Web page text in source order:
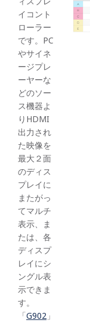
イコント
ローラー
です。PC
やサイネ
ージプレ
ーヤーな
どのソー
ス機器よ
りHDMI
出力され
た映像を
最大２面
のディス
プレイに
またがっ
てマルチ
表示、ま
たは、各
ディスプ
レイにシ
ングル表
示できま
す。
「G902 」